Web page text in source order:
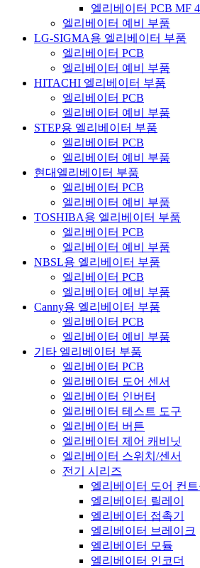
엘리베이터 PCB MF
엘리베이터 예비 부품
LG-SIGMA용 엘리베이터 부품
엘리베이터 PCB
엘리베이터 예비 부품
HITACHI 엘리베이터 부품
엘리베이터 PCB
엘리베이터 예비 부품
STEP용 엘리베이터 부품
엘리베이터 PCB
엘리베이터 예비 부품
현대엘리베이터 부품
엘리베이터 PCB
엘리베이터 예비 부품
TOSHIBA용 엘리베이터 부품
엘리베이터 PCB
엘리베이터 예비 부품
NBSL용 엘리베이터 부품
엘리베이터 PCB
엘리베이터 예비 부품
Canny용 엘리베이터 부품
엘리베이터 PCB
엘리베이터 예비 부품
기타 엘리베이터 부품
엘리베이터 PCB
엘리베이터 도어 센서
엘리베이터 인버터
엘리베이터 테스트 도구
엘리베이터 버튼
엘리베이터 제어 캐비닛
엘리베이터 스위치/센서
전기 시리즈
엘리베이터 도어 컨트
엘리베이터 릴레이
엘리베이터 접촉기
엘리베이터 브레이크
엘리베이터 모듈
엘리베이터 인코더